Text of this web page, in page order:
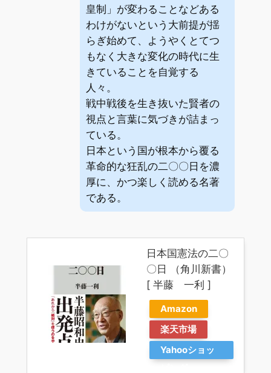
皇制」が変わることなどある
わけがないという大前提が揺
らぎ始めて、ようやくとてつ
もなく大きな変化の時代に生
きていることを自覚する
人々。
戦中戦後を生き抜いた賢者の
視点と言葉に気づきが詰まっ
ている。
日本という国が根本から覆る
革命的な狂乱の二〇〇日を濃
厚に、かつ楽しく読める名著
である。
日本国憲法の二〇
〇日 （角川新書）
[ 半藤 一利 ]
Amazon
楽天市場
Yahooショッ